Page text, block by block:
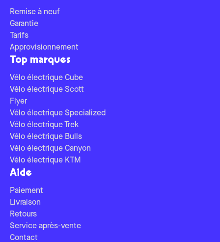
Remise à neuf
Garantie
Tarifs
Approvisionnement
Top marques
Vélo électrique Cube
Vélo électrique Scott
Flyer
Vélo électrique Specialized
Vélo électrique Trek
Vélo électrique Bulls
Vélo électrique Canyon
Vélo électrique KTM
Aide
Paiement
Livraison
Retours
Service après-vente
Contact